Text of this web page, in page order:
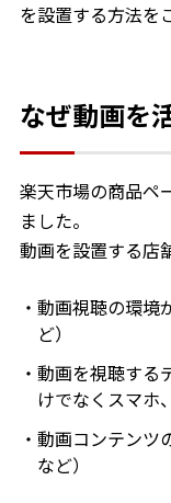
を設置する方法を
なぜ動画を
楽天市場の商品ペ
ました。
動画を設置する店
動画視聴の環境
ど）
動画を視聴する
けでなくスマホ
動画コンテンツ
など）